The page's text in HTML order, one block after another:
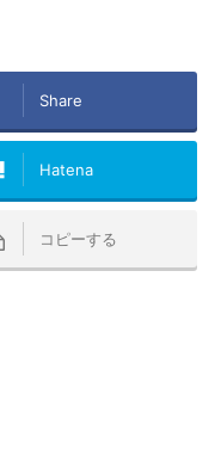
Share
Hatena
コピーする